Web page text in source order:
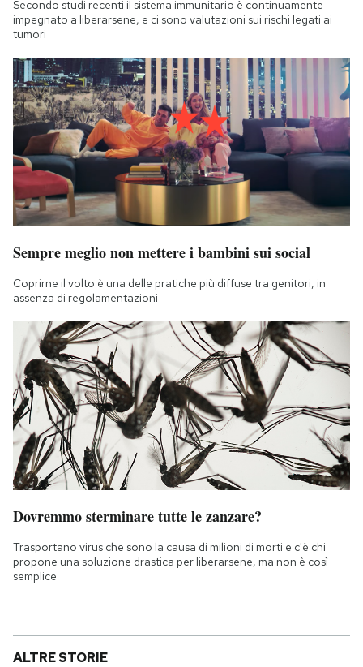
Secondo studi recenti il sistema immunitario è continuamente
impegnato a liberarsene, e ci sono valutazioni sui rischi legati ai
tumori
Sempre meglio non mettere i bambini sui social
Coprirne il volto è una delle pratiche più diffuse tra genitori, in
assenza di regolamentazioni
Dovremmo sterminare tutte le zanzare?
Trasportano virus che sono la causa di milioni di morti e c'è chi
propone una soluzione drastica per liberarsene, ma non è così
semplice
ALTRE STORIE